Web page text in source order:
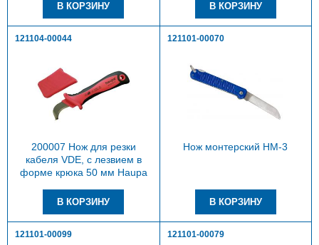
121104-00044
200007 Нож для резки
кабеля VDE, с лезвием в
форме крюка 50 мм Haupa
121101-00070
Нож монтерский НМ-3
121101-00099 121101-00079